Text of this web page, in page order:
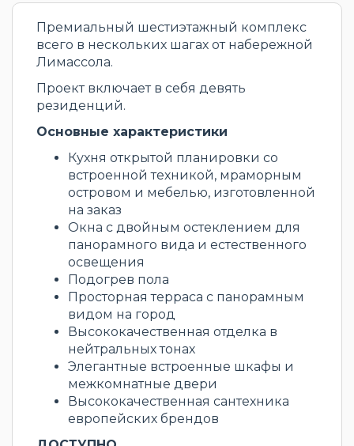
Премиальный шестиэтажный комплекс
всего в нескольких шагах от набережной
Лимассола.
Проект включает в себя девять
резиденций.
Основные характеристики
Кухня открытой планировки со
встроенной техникой, мраморным
островом и мебелью, изготовленной
на заказ
Окна с двойным остеклением для
панорамного вида и естественного
освещения
Подогрев пола
Просторная терраса с панорамным
видом на город
Высококачественная отделка в
нейтральных тонах
Элегантные встроенные шкафы и
межкомнатные двери
Высококачественная сантехника
европейских брендов